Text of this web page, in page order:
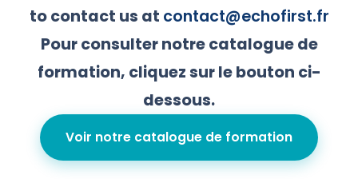
to contact us at contact@echofirst.fr
Pour consulter notre catalogue de
formation, cliquez sur le bouton ci-
dessous.
Voir notre catalogue de formation